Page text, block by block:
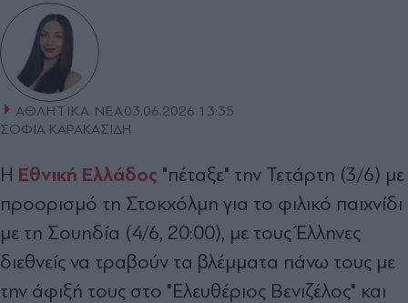
ΑΘΛΗΤΙΚΑ ΝΕΑ03.06.2026 13:35
ΣΟΦΙΑ ΚΑΡΑΚΑΣΙΔΗ
H Eθνική Ελλάδος "πέταξε" την Τετάρτη (3/6) με
προορισμό τη Στοκχόλμη για το φιλικό παιχνίδι
με τη Σουηδία (4/6, 20:00), με τους Έλληνες
διεθνείς να τραβούν τα βλέμματα πάνω τους με
την άφιξή τους στο "Ελευθέριος Βενιζέλος" και